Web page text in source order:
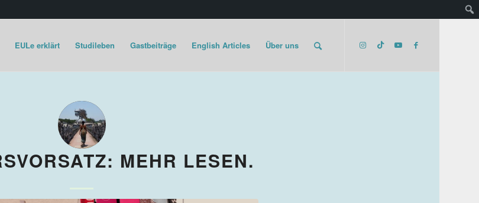
EULe erklärt Studileben Gastbeiträge English Articles Über uns
MEHR LESEN.